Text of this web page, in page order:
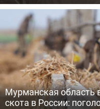
Мурманская область
скота в России: